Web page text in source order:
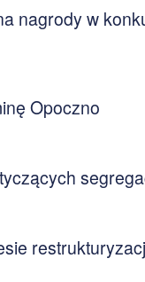
nagrody w
Opoczno